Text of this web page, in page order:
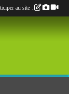
au site :